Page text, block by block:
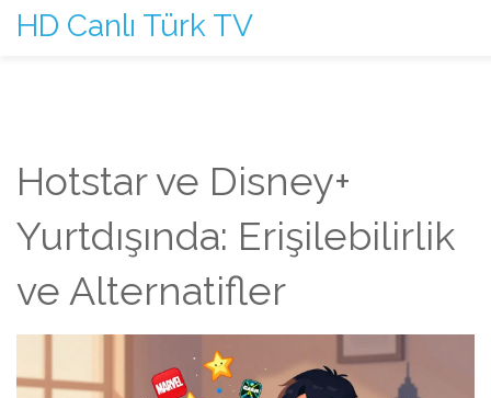
HD Canlı Türk TV
Hotstar ve Disney+
Yurtdışında: Erişilebilirlik
ve Alternatifler